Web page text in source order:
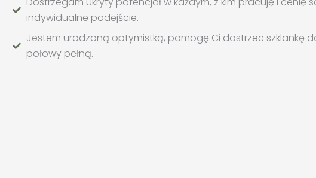
indywidualne podejście.
Jestem urodzoną optymistką, pomogę Ci dostrzec szklankę
połowy pełną.